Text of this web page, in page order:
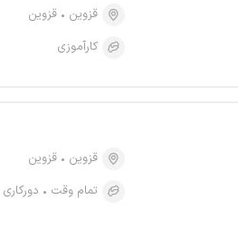
قزوین
قزوین
کارآموزی
قزوین
قزوین
تمام وقت
دورکاری